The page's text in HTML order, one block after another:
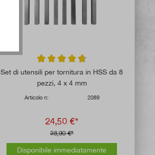
Valutazione media di 4.7 su 5 stelle
Set di utensili per tornitura in HSS da 8
pezzi, 4 x 4 mm
Articolo n: 2089
24,50 €*
28,90 €*
Disponibile immediatamente